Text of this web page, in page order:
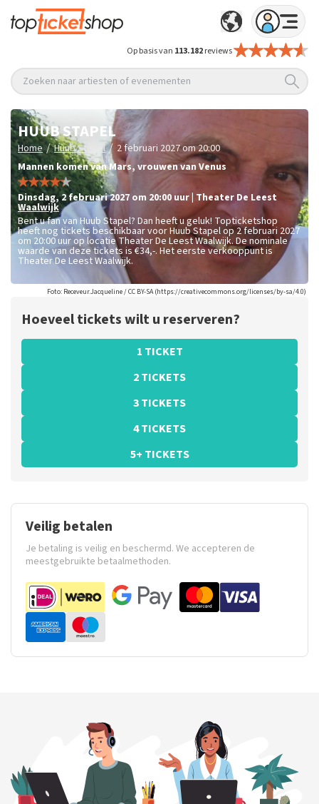
Op basis van 113.182reviews
Zoeken naar artiesten of evenementen
HUUB STAPEL
Home / Huub Stapel / 2 februari 2027 om 20:00
Mannen komen van Mars, vrouwen van Venus
dinsdag,2 februari 2027 om 20:00uur Theater De Leest
Waalwijk
Bent u fan van Huub Stapel? Dan heeft u geluk! Topticketshop
heeft nog tickets beschikbaar voor Huub Stapel op 2 februari 2027
om 20:00 uur op locatie Theater De Leest Waalwijk. De nominale
waarde van deze tickets is €34,-. Het eerste verkooppunt is
Theater De Leest Waalwijk.
Foto: Receveur.Jacqueline / CC BY-SA (https://creativecommons.org/licenses/by-sa/4.0)
Hoeveel tickets wilt u reserveren?
1 TICKET
2 TICKETS
3 TICKETS
4 TICKETS
5+ TICKETS
Veilig betalen
Je betaling is veilig en beschermd. We accepteren de
meestgebruikte betaalmethoden.